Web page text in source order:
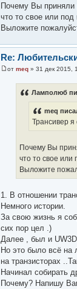
Почему Вы приняли
что то свое или
Выложите
Re:
от meq» 31 дек 2015,
Ламполюб
meq
Трансивер я
Почему Вы
что то свое
Выложите
1. В отношении
Немного истории.
За свою жизнь я
сих пор цел .)
Далее , был и
Но это было всё на
на транзисторах
Начинал собирать
Почему? Напишу